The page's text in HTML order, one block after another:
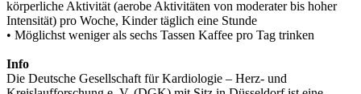
körperliche Aktivität (aerobe Aktivitäten von moderater bis hoher
Intensität) pro Woche, Kinder täglich eine Stunde
• Möglichst weniger als sechs Tassen Kaffee pro Tag trinken
Info
Die Deutsche Gesellschaft für Kardiologie – Herz- und